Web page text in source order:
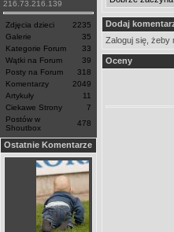
216.73.216.139
Zdjęcia dzieci
2235
Galerie
35
Kategorie Forum
33
Wątki na Forum
39
Posty na Forum
318
Komentarzy
2049
Artykuły
11
Ciekawe Strony
7
Postów w
Shoutbox
478
Ostatnie Komentarze
Dodaj
Zaloguj się, żeby
Oceny